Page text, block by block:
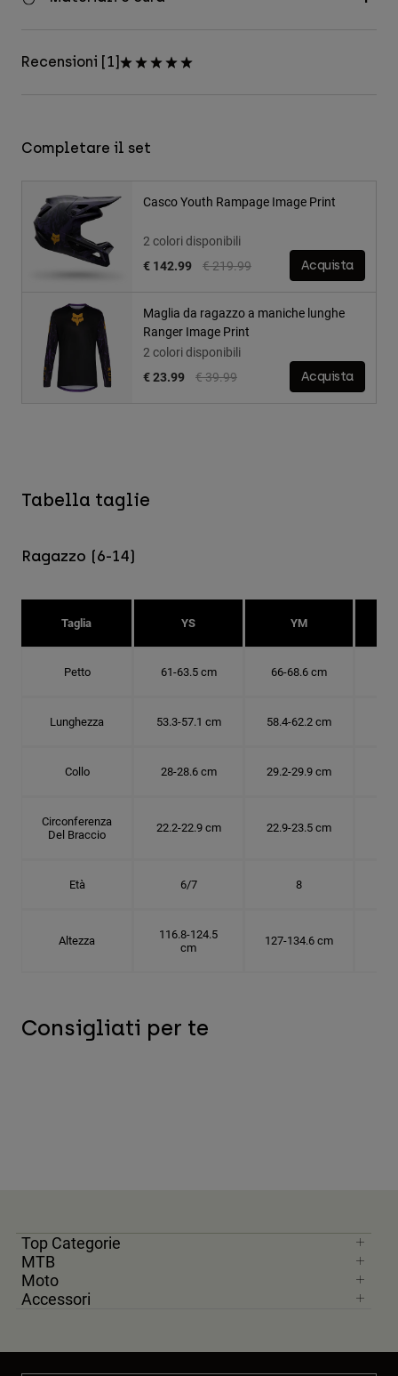
Recensioni [1]
Completare il set
Casco Youth Rampage Image Print
2 colori disponibili
Price reduced from
€ 219.99to
€ 142.99 Acquista
Maglia da ragazzo a maniche lunghe
Ranger Image Print
2 colori disponibili
Price reduced from
€ 39.99to
€ 23.99 Acquista
Tabella taglie
Ragazzo (6-14)
Taglia YS YM
Petto 61-63.5 cm 66-68.6 cm
Lunghezza 53.3-57.1 cm 58.4-62.2 cm
Collo 28-28.6 cm 29.2-29.9 cm
Circonferenza
Del Braccio
22.2-22.9 cm 22.9-23.5 cm
Età 6/7 8
Altezza
116.8-124.5
cm
127-134.6 cm
Consigliati per te
Top Categorie
MTB
Moto
Accessori